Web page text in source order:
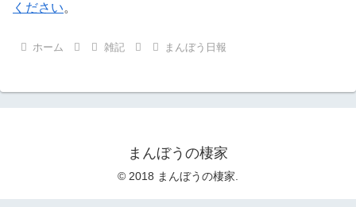
ください。
ホーム 雑記 まんぼう日報
まんぼうの棲家
© 2018 まんぼうの棲家.